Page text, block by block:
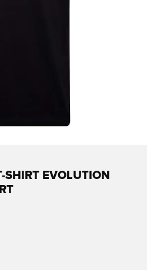
SHIRT EVOLUTION